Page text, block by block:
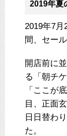
2019年夏
2019年7
間、セー
開店前に
る「朝チ
「ここが
目、正面
日日替わ
た。